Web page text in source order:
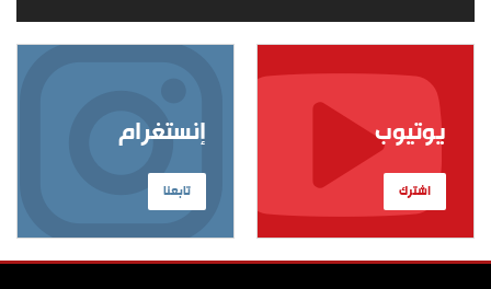
إنستغرام
تابعنا
يوتيوب
اشترك